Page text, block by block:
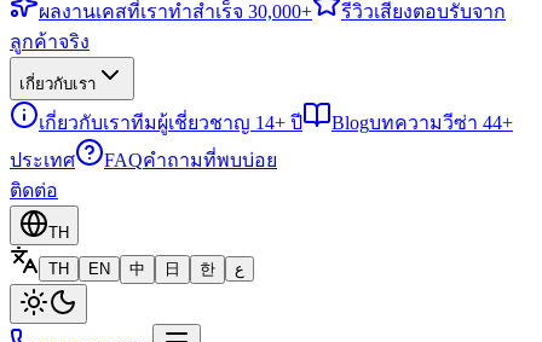
ผลงานเคสที่เราทำสำเร็จ 30,000+ รีวิวเสียงตอบรับจาก
ลูกค้าจริง
เกี่ยวกับเรา
เกี่ยวกับเราทีมผู้เชี่ยวชาญ 14+ ปี Blogบทความวีซ่า 44+
ประเทศ
FAQคำถามที่พบบ่อย
ติดต่อ
TH
TH
EN 中 日 한 ع